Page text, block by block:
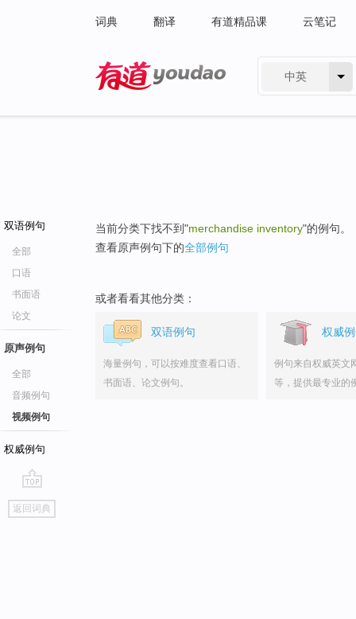
词典 翻译 有道精品课 云笔记
中英
双语例句
全部
口语
书面语
论文
原声例句
全部
音频例句
视频例句
权威例句
go
top
返回词典
当前分类下找不到"merchandise inventory"的例句。
查看原声例句下的全部例句
或者看看其他分类：
双语例句
海量例句，可以按难度查看口语、
书面语、论文例句。
权威
例句来自权威英文
等，提供最专业的